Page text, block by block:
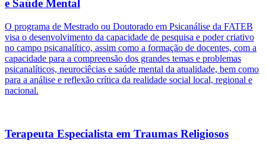
e Saúde Mental
O programa de Mestrado ou Doutorado em Psicanálise da FATEB
visa o desenvolvimento da capacidade de pesquisa e poder criativo
no campo psicanalítico, assim como a formação de docentes, com a
capacidade para a compreensão dos grandes temas e problemas
psicanalíticos, neurociêcias e saúde mental da atualidade, bem como
para a análise e reflexão crítica da realidade social local, regional e
nacional.
Terapeuta Especialista em Traumas Religiosos